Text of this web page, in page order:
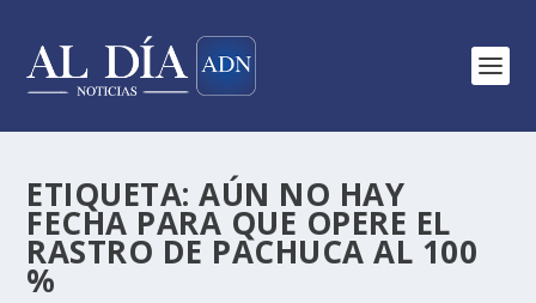
ETIQUETA:AÚN NO HAY
FECHA PARA QUE OPERE EL
RASTRO DE PACHUCA AL 100
%